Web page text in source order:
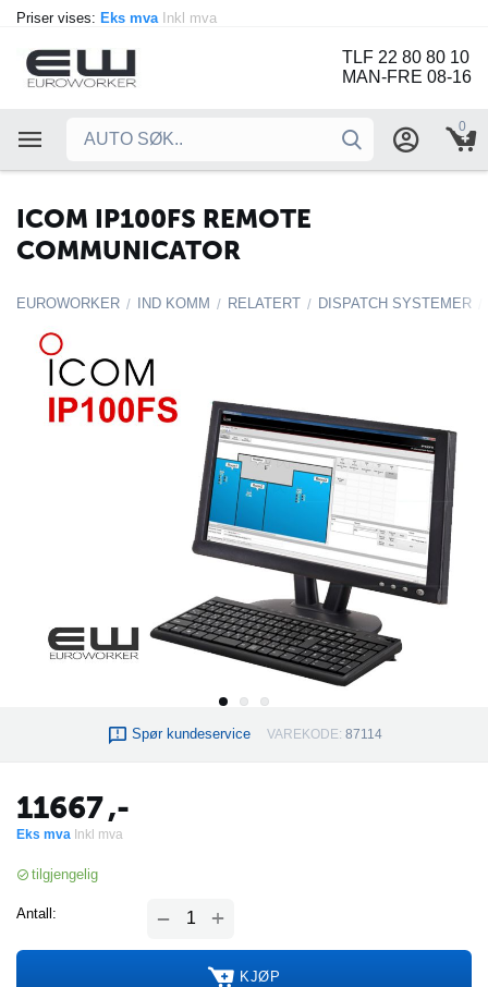
Priser vises: Eks mva Inkl mva
TLF 22 80 80 10
MAN-FRE 08-16
0
ICOM IP100FS REMOTE
COMMUNICATOR
EUROWORKER / IND KOMM / RELATERT / DISPATCH SYSTEMER
Spør kundeservice VAREKODE: 87114
11667,-
Eks mva Inkl mva
tilgjengelig
Antall: +
−
KJØP